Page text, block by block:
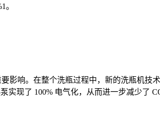
。
影响。在整个洗瓶过程中，新的洗瓶机技
实现了 100% 电气化，从而进一步减少了